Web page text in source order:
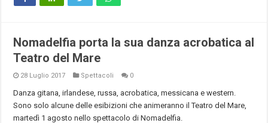
Nomadelfia porta la sua danza acrobatica al
Teatro del Mare
28 Luglio 2017 Spettacoli 0
Danza gitana, irlandese, russa, acrobatica, messicana e western.
Sono solo alcune delle esibizioni che animeranno il Teatro del Mare,
martedì 1 agosto nello spettacolo di Nomadelfia.